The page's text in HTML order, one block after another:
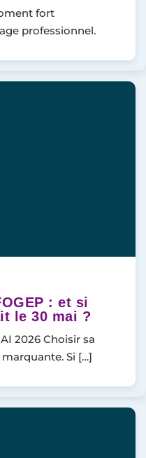
fort
professionnel.
: et si
le 30 mai ?
2026 Choisir sa
Si […]